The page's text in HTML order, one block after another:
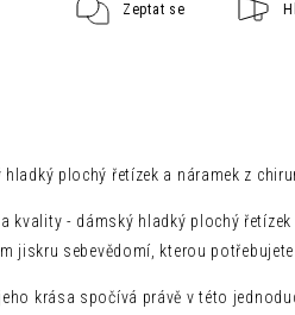
Zeptat se
plochý řetízek a náramek z
kvality - dámský hladký plochý
jiskru sebevědomí, kterou
krása spočívá právě v této